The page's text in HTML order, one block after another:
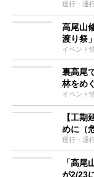
運行・通
高尾山
渡り祭
イベント
裏高尾
林をめ
イベント
【工
めに（
運行・通
「高尾
が2/23